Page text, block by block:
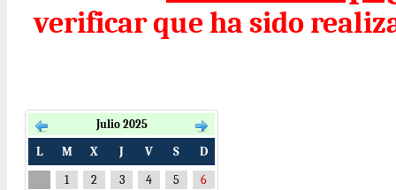
verificar que ha sido
Julio 2025
L M X J V S
D
1
2 3 4 5
6